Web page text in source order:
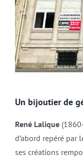
Un bijoutier de
René Lalique
d’abord repéré par
ses créations